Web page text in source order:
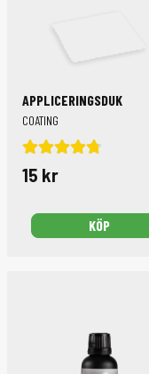
APPLICERINGSDUK
COATING
15 kr
KÖP